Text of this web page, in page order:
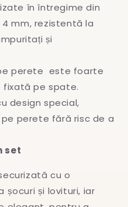
în întregimedin
mm, rezistentă la
și
perete este foarte
fixată pe spate.
design special,
perete fără risc de a
set
cu o
șocuri și lovituri, iar